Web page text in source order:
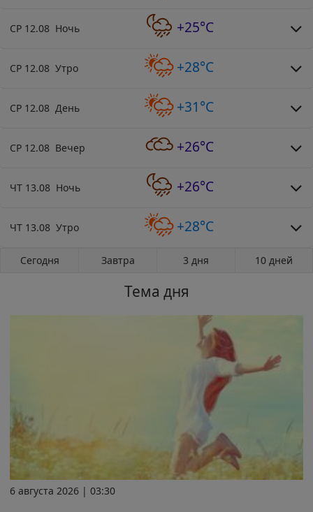
СР 12.08 Ночь +25°C
СР 12.08 Утро +28°C
СР 12.08 День +31°C
СР 12.08 Вечер +26°C
ЧТ 13.08 Ночь +26°C
ЧТ 13.08 Утро +28°C
Сегодня Завтра 3 дня 10 дней
Тема дня
6 августа 2026 | 03:30